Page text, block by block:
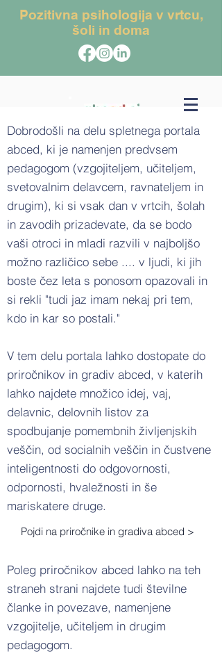
Pozitivna psihologija v vrtcu,
šoli in doma
Dobrodošli na delu spletnega portala
abced, ki je namenjen predvsem
pedagogom (vzgojiteljem, učiteljem,
svetovalnim delavcem, ravnateljem in
drugim), ki si vsak dan v vrtcih, šolah
in zavodih prizadevate, da se bodo
vaši otroci in mladi razvili v najboljšo
možno različico sebe .... v ljudi, ki jih
boste čez leta s ponosom opazovali in
si rekli "tudi jaz imam nekaj pri tem,
kdo in kar so postali."
V tem delu portala lahko dostopate do
priročnikov in gradiv abced, v katerih
lahko najdete množico idej, vaj,
delavnic, delovnih listov za
spodbujanje pomembnih življenjskih
veščin, od socialnih veščin in čustvene
inteligentnosti do odgovornosti,
odpornosti, hvaležnosti in še
mariskatere druge.
Pojdi na priročnike in gradiva abced >
Poleg priročnikov abced lahko na teh
straneh strani najdete tudi številne
članke in povezave, namenjene
vzgojitelje, učiteljem in drugim
pedagogom.